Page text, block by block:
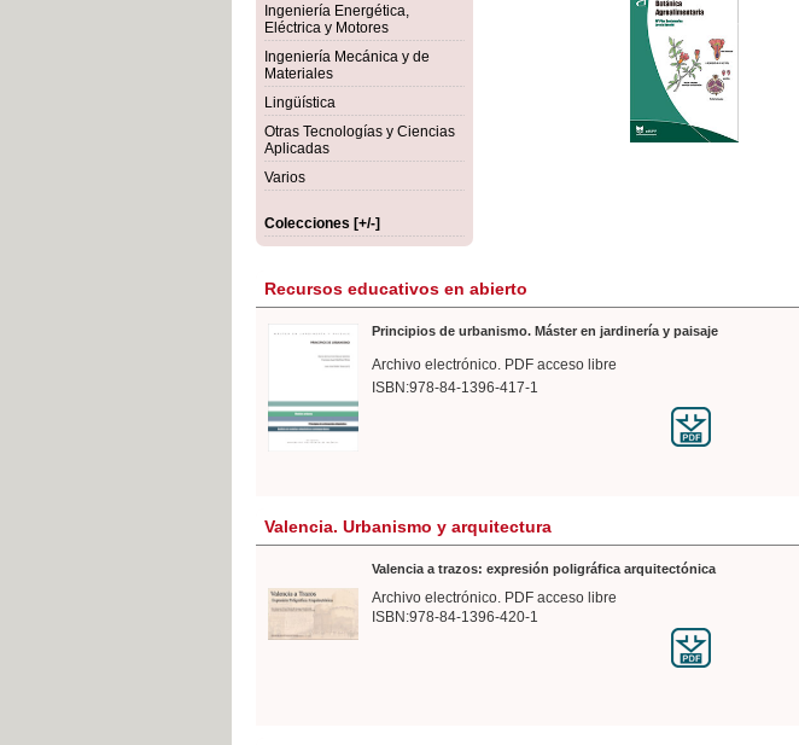
Ingeniería Energética,
Eléctrica y Motores
Ingeniería Mecánica y de
Materiales
Lingüística
Otras Tecnologías y Ciencias
Aplicadas
Varios
Colecciones [+/-]
35,00 €
IVA INCLUIDO
Recursos educativos en abierto
Principios de urbanismo. Máster en jardinería y paisaje
Archivo electrónico. PDF acceso libre
ISBN:978-84-1396-417-1
Valencia. Urbanismo y arquitectura
Valencia a trazos: expresión poligráfica arquitectónica
Archivo electrónico. PDF acceso libre
ISBN:978-84-1396-420-1